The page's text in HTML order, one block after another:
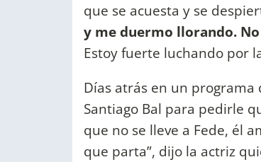
que se acuesta y se
y me duermo llorando.
Estoy fuerte luchando por
Días atrás en un programa
Santiago Bal para pedirle
que no se lleve a Fede, él
que parta”, dijo la actriz